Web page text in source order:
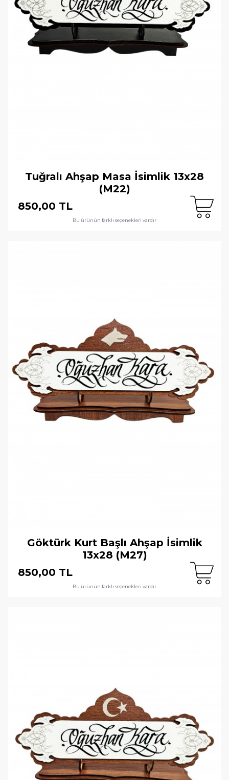
Tuğralı Ahşap Masa İsimlik 13x28
(M22)
850,00 TL
Bu ürünün farklı seçenekleri vardır
Göktürk Kurt Başlı Ahşap İsimlik
13x28 (M27)
850,00 TL
Bu ürünün farklı seçenekleri vardır